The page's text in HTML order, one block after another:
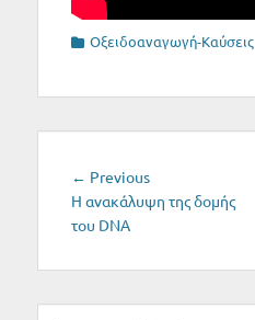
Categories
Οξειδοαναγωγή-Καύσεις
Post
navigation
← PreviousPrevious
post:
Η ανακάλυψη της δομής
του DNA